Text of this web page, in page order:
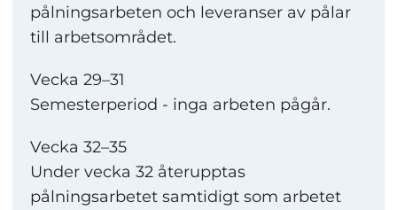
pålningsarbeten och leveranser av pålar
till arbetsområdet.
Vecka 29–31
Semesterperiod - inga arbeten pågår.
Vecka 32–35
Under vecka 32 återupptas
pålningsarbetet samtidigt som arbetet